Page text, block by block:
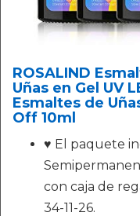
ROSALIND
Uñas en Gel UV
Esmaltes de
Off 10ml
♥ El paquete
con caja de
34-11-26.